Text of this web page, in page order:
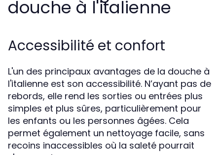
douche à l'italienne
Accessibilité et confort
L'un des principaux avantages de la douche à
l'italienne est son accessibilité. N’ayant pas de
rebords, elle rend les sorties ou entrées plus
simples et plus sûres, particulièrement pour
les enfants ou les personnes âgées. Cela
permet également un nettoyage facile, sans
recoins inaccessibles où la saleté pourrait